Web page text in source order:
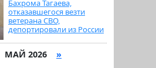
Бахрома Тагаева,
отказавшегося везти
ветерана СВО,
депортировали из России
МАЙ 2026 »